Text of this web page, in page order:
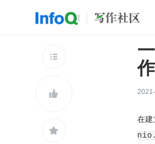
开源
查看更多



在